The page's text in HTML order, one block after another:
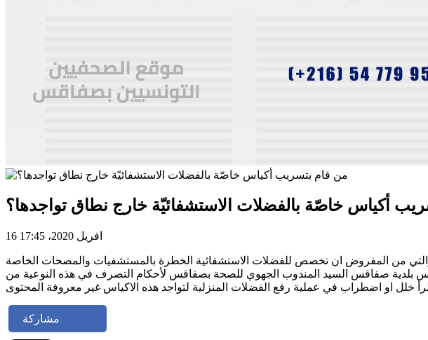
أكياس خاصّة بالفضلات الاستشفائيّة خارج نطاق تواجدها؟
16 افريل 2020، 17:45
من المفروض ان تخصص للفضلات الاستشفائية الخطرة بالمستشفيات والمصحات الخاصة
رئيس بلدية صفاقس السيد المندوب الجهوي للصحة بصفاقس لأحكام التصرف في هذه النوعية من
مشاركة